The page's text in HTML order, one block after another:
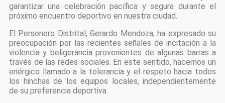
garantizar una celebración pacífica y segura durante el
próximo encuentro deportivo en nuestra ciudad.
El Personero Distrital, Gerardo Mendoza, ha expresado su
preocupación por las recientes señales de incitación a la
violencia y beligerancia provenientes de algunas barras a
través de las redes sociales. En este sentido, hacemos un
enérgico llamado a la tolerancia y el respeto hacia todos
los hinchas de los equipos locales, independientemente
de su preferencia deportiva.